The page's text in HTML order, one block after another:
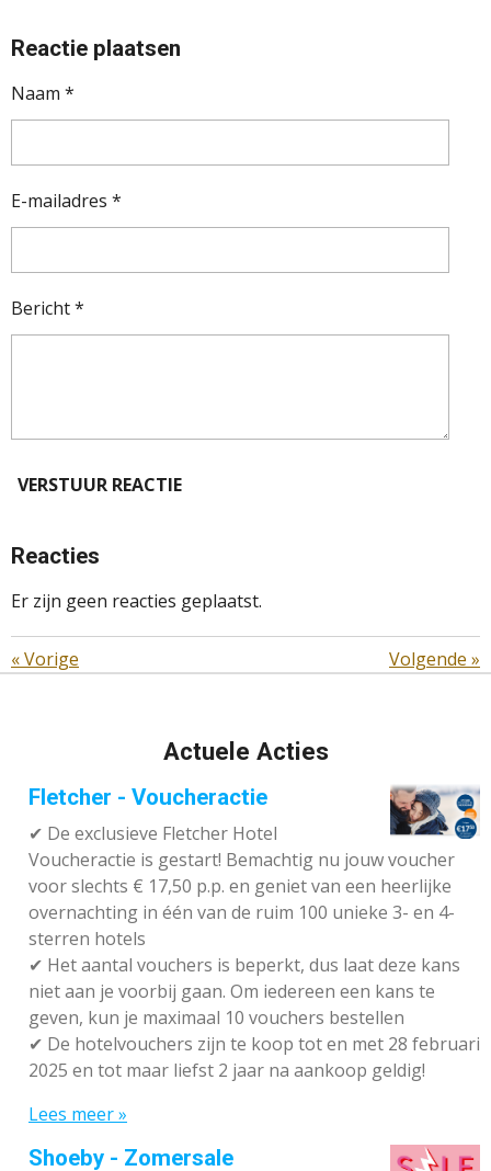
Reactie plaatsen
Naam *
E-mailadres *
Bericht *
VERSTUUR REACTIE
Reacties
Er zijn geen reacties geplaatst.
«Vorige Volgende »
Actuele Acties
Fletcher - Voucheractie
✔ De exclusieve Fletcher Hotel
Voucheractie is gestart! Bemachtig nu jouw voucher
voor slechts € 17,50 p.p. en geniet van een heerlijke
overnachting in één van de ruim 100 unieke 3- en 4-
sterren hotels
✔ Het aantal vouchers is beperkt, dus laat deze kans
niet aan je voorbij gaan. Om iedereen een kans te
geven, kun je maximaal 10 vouchers bestellen
✔ De hotelvouchers zijn te koop tot en met 28 februari
2025 en tot maar liefst 2 jaar na aankoop geldig!
Lees meer »
Shoeby - Zomersale